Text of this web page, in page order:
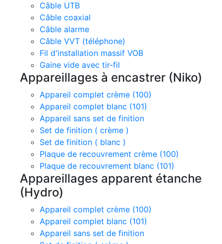
Câble UTB
Câble coaxial
Câble alarme
Câble VVT (téléphone)
Fil d'installation massif VOB
Gaine vide avec tir-fil
Appareillages à encastrer (Niko)
Appareil complet crème (100)
Appareil complet blanc (101)
Appareil sans set de finition
Set de finition ( crème )
Set de finition ( blanc )
Plaque de recouvrement crème (100)
Plaque de recouvrement blanc (101)
Appareillages apparent étanche
(Hydro)
Appareil complet crème (100)
Appareil complet blanc (101)
Appareil sans set de finition